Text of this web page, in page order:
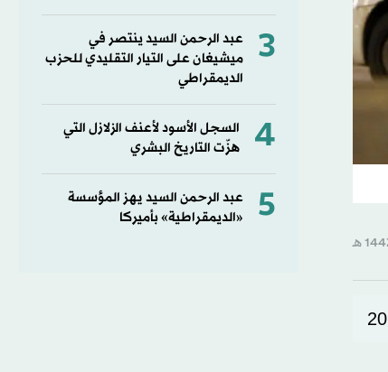
20
3
عبد الرحمن السيد ينتصر في
ميشيغان على التيار التقليدي للحزب
الديمقراطي
4
السجل الأسود لأعنف الزلازل التي
هزّت التاريخ البشري
5
عبد الرحمن السيد يهز المؤسسة
«الديمقراطية» بأميركا